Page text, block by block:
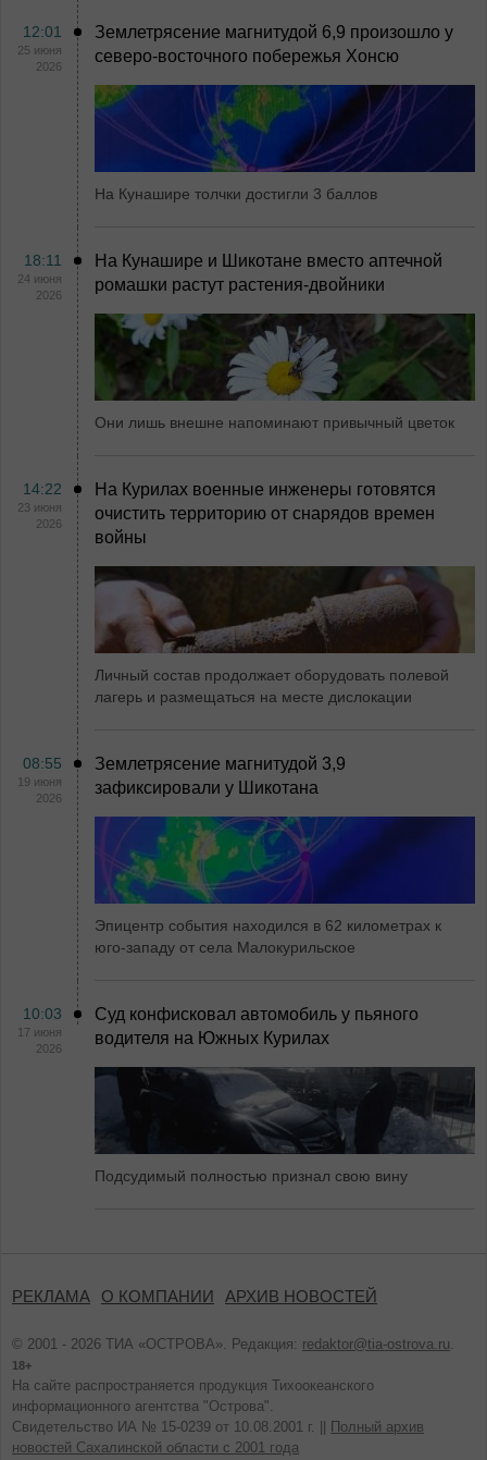
12:01
25 июня
2026
Землетрясение магнитудой 6,9 произошло у
северо-восточного побережья Хонсю
На Кунашире толчки достигли 3 баллов
18:11
24 июня
2026
На Кунашире и Шикотане вместо аптечной
ромашки растут растения-двойники
Они лишь внешне напоминают привычный цветок
14:22
23 июня
2026
На Курилах военные инженеры готовятся
очистить территорию от снарядов времен
войны
Личный состав продолжает оборудовать полевой
лагерь и размещаться на месте дислокации
08:55
19 июня
2026
Землетрясение магнитудой 3,9
зафиксировали у Шикотана
Эпицентр события находился в 62 километрах к
юго-западу от села Малокурильское
10:03
17 июня
2026
Суд конфисковал автомобиль у пьяного
водителя на Южных Курилах
Подсудимый полностью признал свою вину
РЕКЛАМА О КОМПАНИИ АРХИВ НОВОСТЕЙ
© 2001 - 2026 ТИА «ОСТРОВА». Редакция: redaktor@tia-ostrova.ru.
18+
На сайте распространяется продукция Тихоокеанского
информационного агентства "Острова".
Свидетельство ИА № 15-0239 от 10.08.2001 г. ||
Полный архив
новостей Сахалинской области с 2001 года